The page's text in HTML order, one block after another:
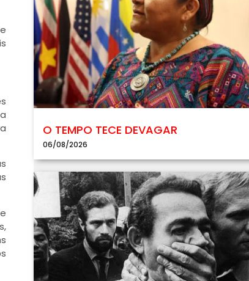
O TEMPO TECE DEVAGAR
06/08/2026